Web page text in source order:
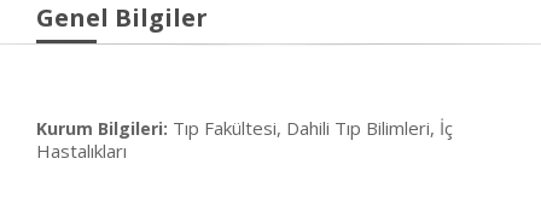
Genel Bilgiler
Kurum Bilgileri: Tıp Fakültesi, Dahili Tıp Bilimleri, İç
Hastalıkları